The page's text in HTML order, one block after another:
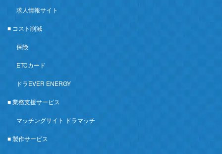
求人情報サイト
■ コスト削減
保険
ETCカード
ドラEVER ENERGY
■ 業務支援サービス
マッチングサイト ドラマッチ
■ 製作サービス